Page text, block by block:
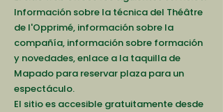
Información sobre la técnica del Théâtre
de l'Opprimé, información sobre la
compañía, información sobre formación
y novedades, enlace a la taquilla de
Mapado para reservar plaza para un
espectáculo.
El sitio es accesible gratuitamente desde